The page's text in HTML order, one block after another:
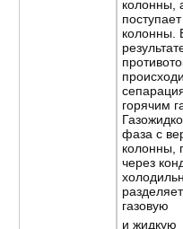
колонны,
колонны.
горячим
фаза с
колонны,
через
газовую
и жидкую